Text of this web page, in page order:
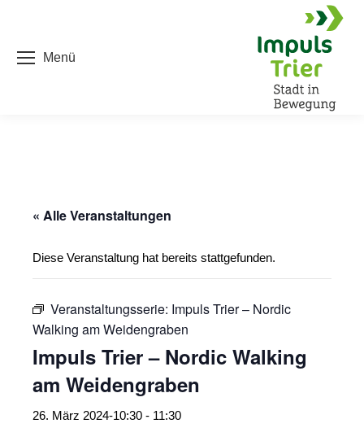
Menü
« Alle Veranstaltungen
Diese Veranstaltung hat bereits stattgefunden.
Veranstaltungsserie: Impuls Trier – Nordic
Walking am Weidengraben
Impuls Trier – Nordic Walking
am Weidengraben
26. März 2024-10:30 - 11:30